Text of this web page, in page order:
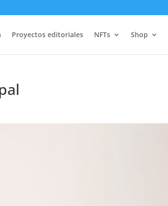
Proyectos editoriales NFTs Shop